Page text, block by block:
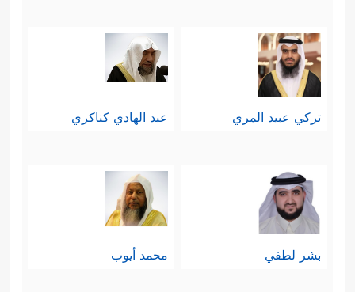
تركي عبيد المري عبد الهادي كناكري
بشر لطفي محمد أيوب